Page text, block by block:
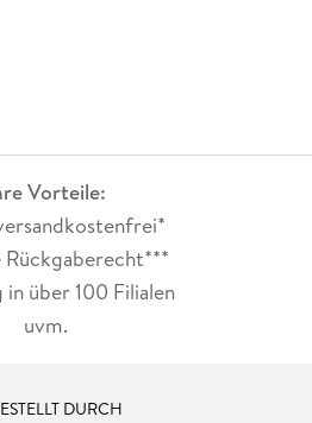
Vorteile:
Rückgaberecht***
über 100 Filialen
uvm.
DURCH